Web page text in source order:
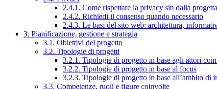
2.4.1. Come rispettare la privacy sin dalla
2.4.2. Richiedi il consenso quando necessario
2.4.3. Le basi del sito web: architettura,
3. Pianificazione, gestione e strategia
3.1. Obiettivi del progetto
3.2. Tipologie di progetti
3.2.1. Tipologie di progetto in base agli attori
3.2.2. Tipologie di progetto in base al focus
3.2.3. Tipologie di progetto in base all’ambito di
3.3. Competenze, ruoli e figure coinvolte